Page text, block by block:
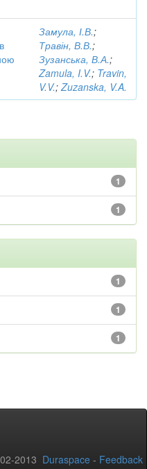
Замула, І.В.;
Травін, В.В.;
Зузанська, В.А.;
Zamula, I.V.; Travin,
V.V.;Zuzanska, V.A.
1
1
1
1
1
2013 Duraspace - Feedback